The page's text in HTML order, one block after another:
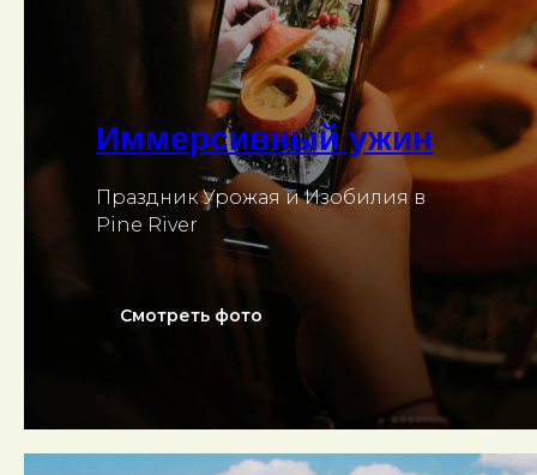
Иммерсивный ужин
Праздник Урожая и Изобилия в
Pine River
Смотреть фото